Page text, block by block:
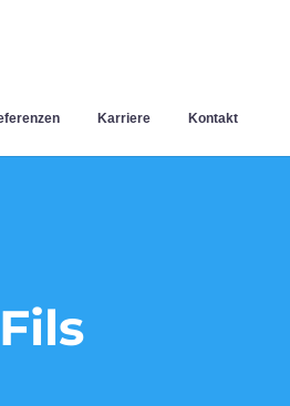
Karriere Kontakt